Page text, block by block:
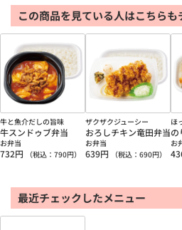
この商品を見ている人はこちらも
牛と魚介だしの旨味
牛スンドゥブ弁当
お弁当
732円 （税込： 790円）
ザクザクジューシー
おろしチキン竜田弁当
お弁当
639円 （税込： 690円）
ほ
の
お
最近チェックしたメニュー